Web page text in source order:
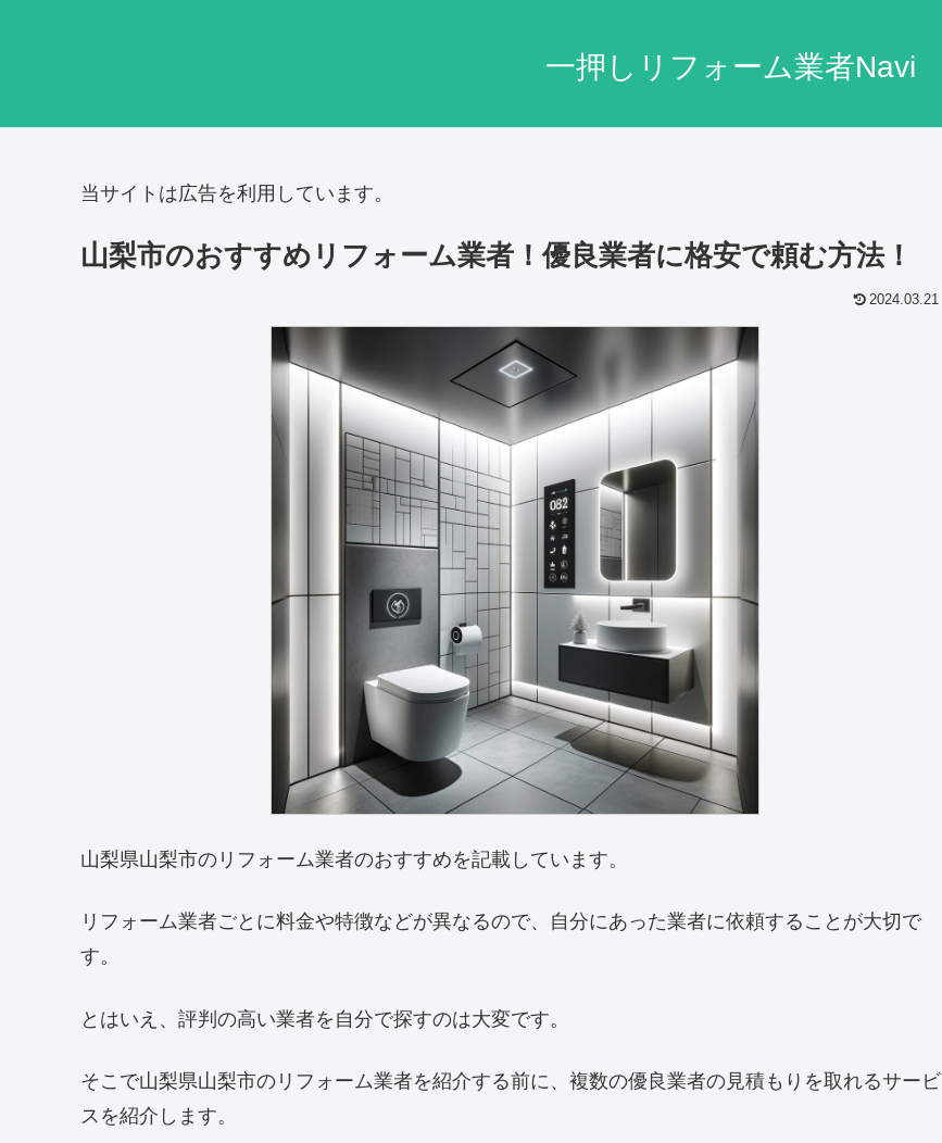
一押しリフォーム業者Navi
当サイトは広告を利用しています。
山梨市のおすすめリフォーム業者！優良業者に格安で頼む方法！
2024.03.21
山梨県山梨市のリフォーム業者のおすすめを記載しています。
リフォーム業者ごとに料金や特徴などが異なるので、自分にあった業者に依頼することが大切で
す。
とはいえ、評判の高い業者を自分で探すのは大変です。
そこで山梨県山梨市のリフォーム業者を紹介する前に、複数の優良業者の見積もりを取れるサービ
スを紹介します。